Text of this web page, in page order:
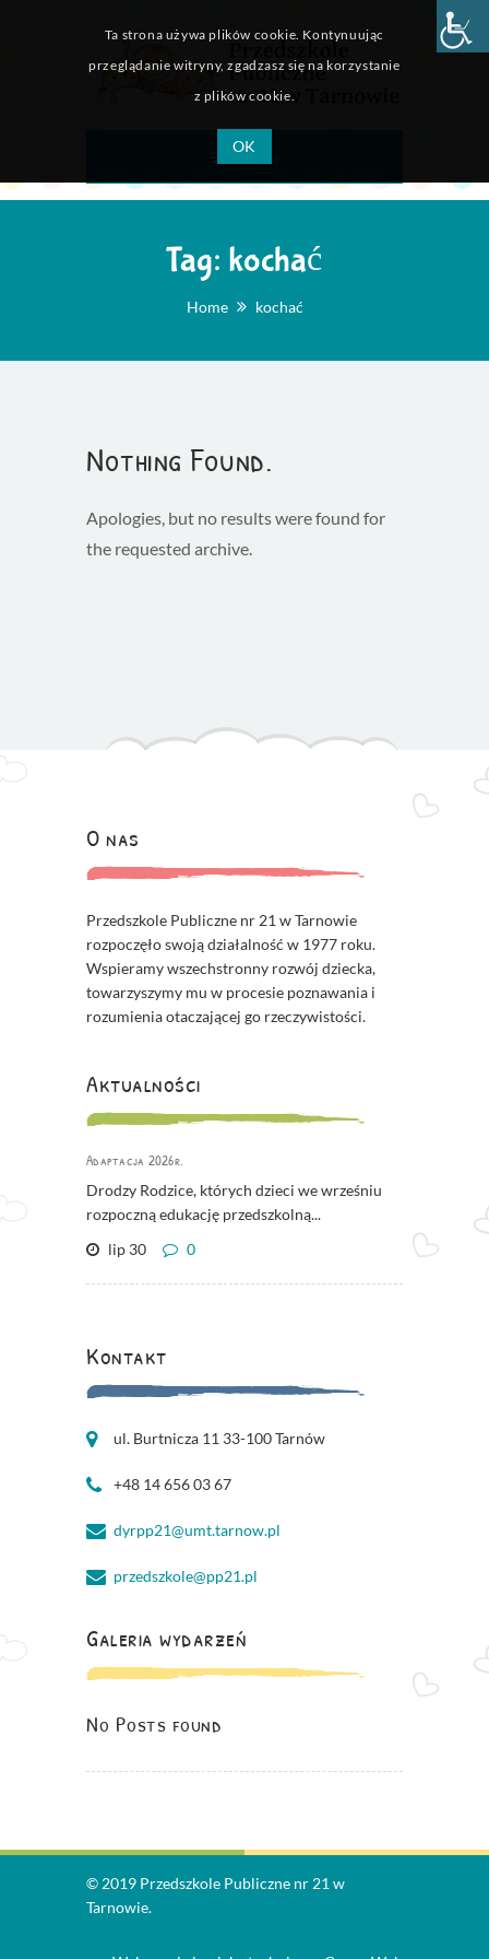
Menu
Tag: kochać
Home kochać
Nothing Found.
Apologies, but no results were found for
the requested archive.
O nas
Przedszkole Publiczne nr 21 w Tarnowie
rozpoczęło swoją działalność w 1977 roku.
Wspieramy wszechstronny rozwój dziecka,
towarzyszymy mu w procesie poznawania i
rozumienia otaczającej go rzeczywistości.
Aktualności
Adaptacja 2026r.
Drodzy Rodzice, których dzieci we wrześniu
rozpoczną edukację przedszkolną...
lip 30
0
Kontakt
ul. Burtnicza 11 33-100 Tarnów
+48 14 656 03 67
dyrpp21@umt.tarnow.pl
przedszkole@pp21.pl
Galeria wydarzeń
No Posts found
© 2019 Przedszkole Publiczne nr 21 w
Tarnowie.
Ta strona używa plików cookie. Kontynuując
przeglądanie witryny, zgadzasz się na korzystanie
z plików cookie.
OK